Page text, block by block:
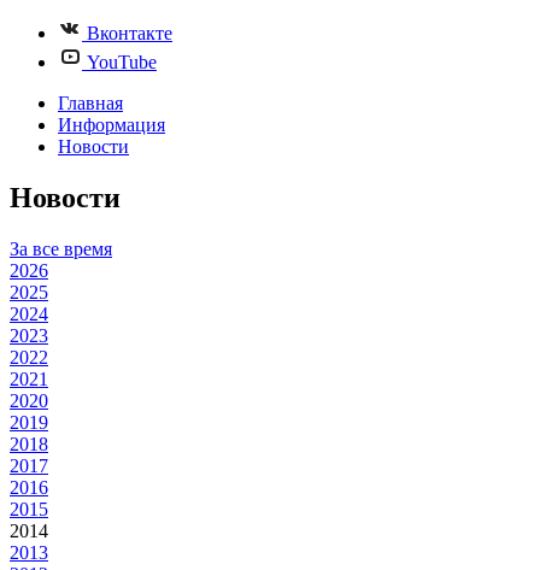
Вконтакте
YouTube
Главная
Информация
Новости
Новости
За все время
2026
2025
2024
2023
2022
2021
2020
2019
2018
2017
2016
2015
2014
2013